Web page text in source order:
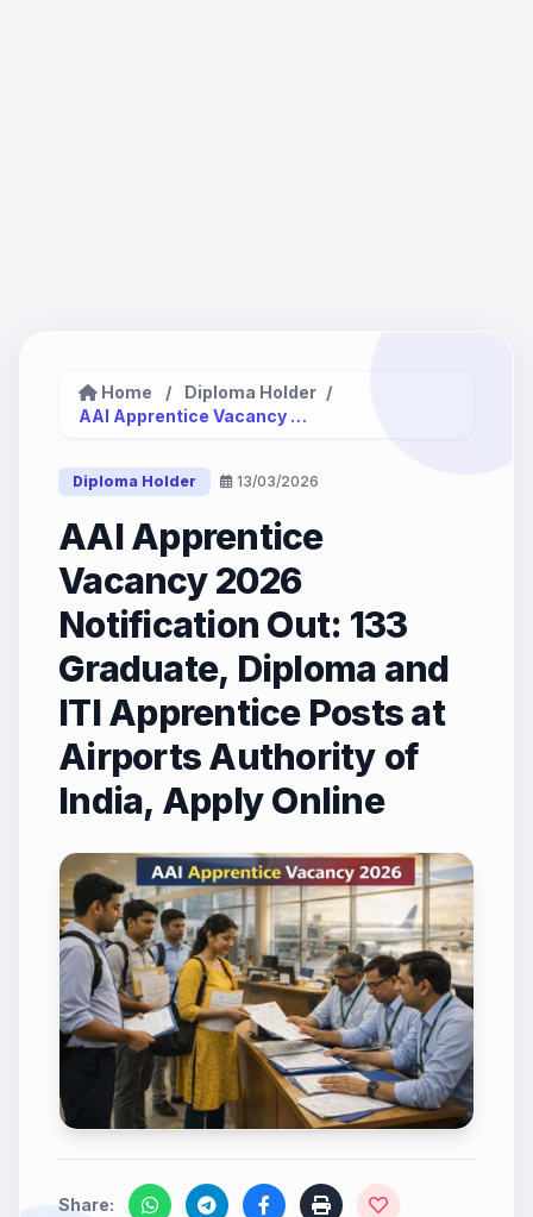
Home / Diploma Holder /
AAI Apprentice Vacancy 2026 Notification...
Diploma Holder 13/03/2026
AAI Apprentice
Vacancy 2026
Notification Out: 133
Graduate, Diploma and
ITI Apprentice Posts at
Airports Authority of
India, Apply Online
Share: